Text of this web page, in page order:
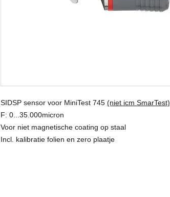
SIDSP sensor voor MiniTest 745 (niet icm SmarTest)
F: 0...35.000micron
Voor niet magnetische coating op staal
Incl. kalibratie folien en zero plaatje